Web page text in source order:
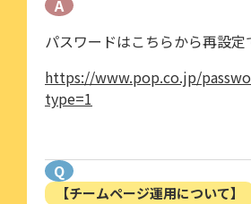
A
パスワードはこちらから再設定
https://www.pop.co.jp/
type=1
Q
【チームページ運用について】